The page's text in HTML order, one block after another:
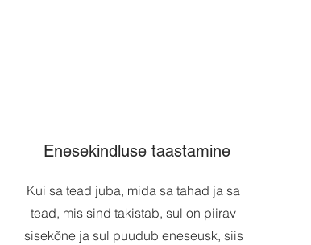
Enesekindluse taastamine
Kui sa tead juba, mida sa tahad ja sa
tead, mis sind takistab, sul on piirav
sisekõne ja sul puudub eneseusk, siis